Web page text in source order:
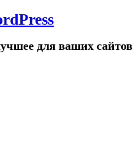
для ваших сайтов